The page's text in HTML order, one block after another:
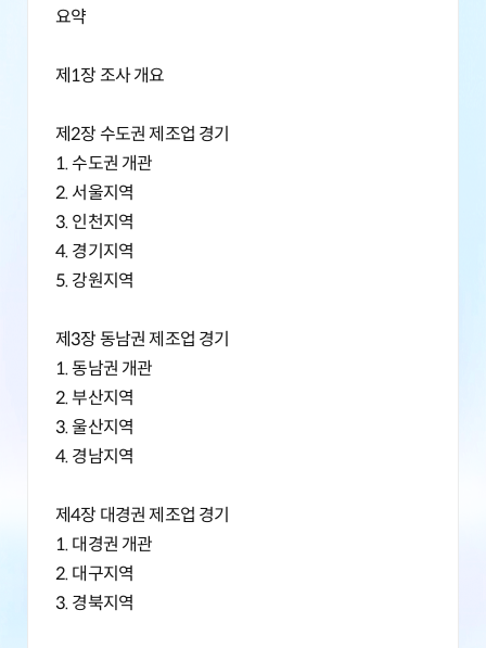
요약
제1장 조사 개요
제2장 수도권 제조업 경기
1. 수도권 개관
2. 서울지역
3. 인천지역
4. 경기지역
5. 강원지역
제3장 동남권 제조업 경기
1. 동남권 개관
2. 부산지역
3. 울산지역
4. 경남지역
제4장 대경권 제조업 경기
1. 대경권 개관
2. 대구지역
3. 경북지역